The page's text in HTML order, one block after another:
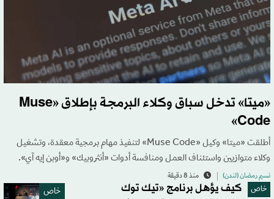
«ميتا» تدخل سباق وكلاء البرمجة بإطلاق «Muse
Code»
أطلقت «ميتا» وكيل «Muse Code» لتنفيذ مهام برمجية معقدة، وتشغيل
وكلاء متوازيين واستئناف العمل ومنافسة أدوات «أنثروبيك» و«أوبن إيه آي».
نسيم رمضان (لندن) منذ 8 دقيقة
خاص خاص
كيف يؤهل برنامج «تيك توك